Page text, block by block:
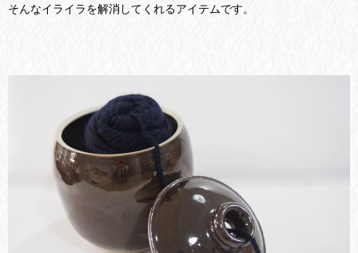
そんなイライラを解消してくれるアイテムです。